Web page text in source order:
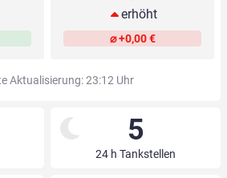
erhöht
⌀ +0,00 €
Aktualisierung: 23:12 Uhr
5
24 h Tankstellen